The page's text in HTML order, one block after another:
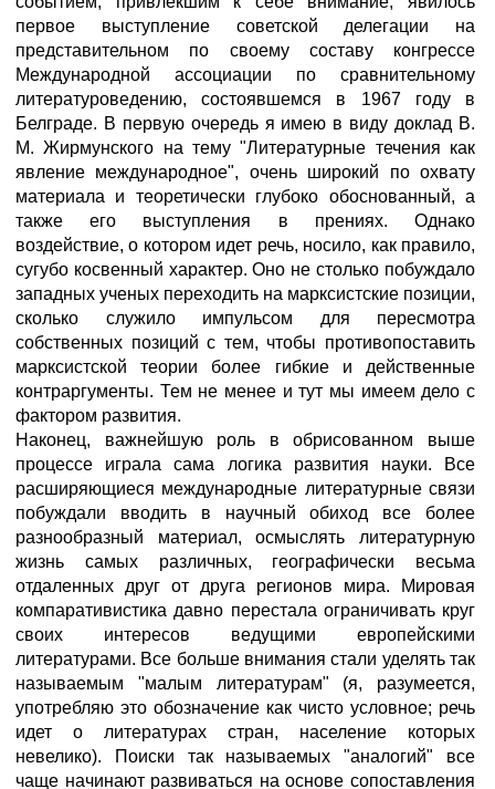
первое выступление советской делегации на
представительном по своему составу конгрессе
Международной ассоциации по сравнительному
литературоведению, состоявшемся в 1967 году в
Белграде. В первую очередь я имею в виду доклад В.
М. Жирмунского на тему "Литературные течения как
явление международное", очень широкий по охвату
материала и теоретически глубоко обоснованный, а
также его выступления в прениях. Однако
воздействие, о котором идет речь, носило, как правило,
сугубо косвенный характер. Оно не столько побуждало
западных ученых переходить на марксистские позиции,
сколько служило импульсом для пересмотра
собственных позиций с тем, чтобы противопоставить
марксистской теории более гибкие и действенные
контраргументы. Тем не менее и тут мы имеем дело с
фактором развития.
Наконец, важнейшую роль в обрисованном выше
процессе играла сама логика развития науки. Все
расширяющиеся международные литературные связи
побуждали вводить в научный обиход все более
разнообразный материал, осмыслять литературную
жизнь самых различных, географически весьма
отдаленных друг от друга регионов мира. Мировая
компаративистика давно перестала ограничивать круг
своих интересов ведущими европейскими
литературами. Все больше внимания стали уделять так
называемым "малым литературам" (я, разумеется,
употребляю это обозначение как чисто условное; речь
идет о литературах стран, население которых
невелико). Поиски так называемых "аналогий" все
чаще начинают развиваться на основе сопоставления